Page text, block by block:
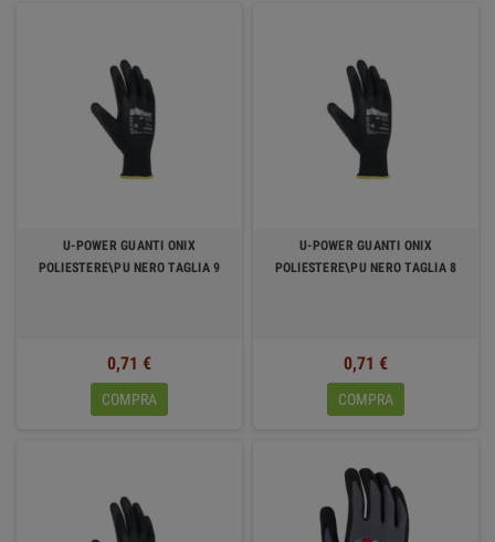
U-POWER GUANTI ONIX
POLIESTERE\PU NERO TAGLIA 9
0,71 €
COMPRA
U-POWER GUANTI ONIX
POLIESTERE\PU NERO TAGLIA 8
0,71 €
COMPRA